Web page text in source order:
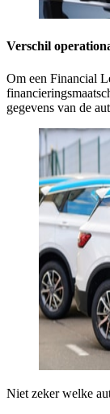
Verschil
Om een Financial
gegevens van de
Niet zeker welke